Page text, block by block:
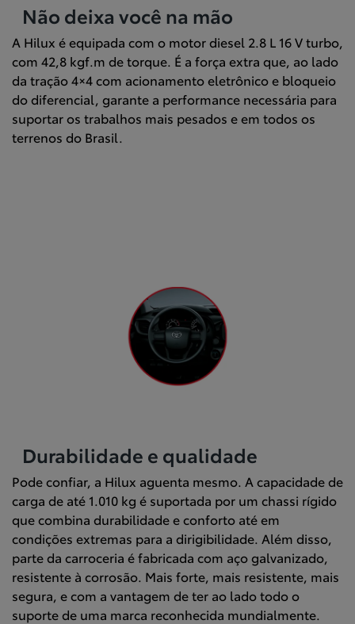
Não deixa você na mão
A Hilux é equipada com o motor diesel 2.8 L 16 V turbo,
com 42,8 kgf.m de torque. É a força extra que, ao lado
da tração 4×4 com acionamento eletrônico e bloqueio
do diferencial, garante a performance necessária para
suportar os trabalhos mais pesados e em todos os
terrenos do Brasil.
Durabilidade e qualidade
Pode confiar, a Hilux aguenta mesmo. A capacidade de
carga de até 1.010 kg é suportada por um chassi rígido
que combina durabilidade e conforto até em
condições extremas para a dirigibilidade. Além disso,
parte da carroceria é fabricada com aço galvanizado,
resistente à corrosão. Mais forte, mais resistente, mais
segura, e com a vantagem de ter ao lado todo o
suporte de uma marca reconhecida mundialmente.